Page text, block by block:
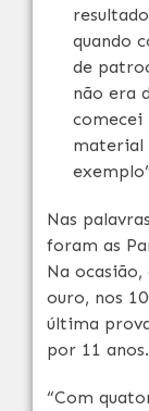
quando
de
não era
comecei
material
Nas
foram as
Na ocasião,
ouro, nos
última
por 11 anos.
“Com